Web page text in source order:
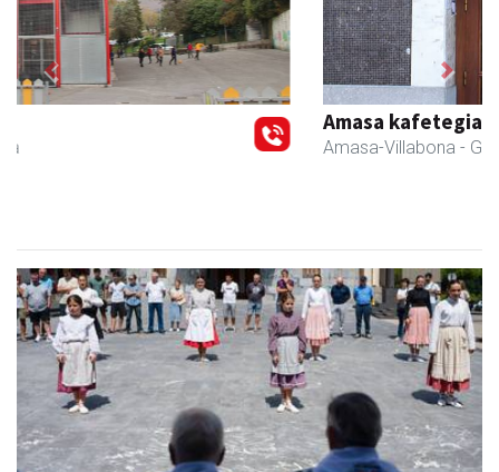
Amasa-Villabona - Gozotegiak
Previous Next